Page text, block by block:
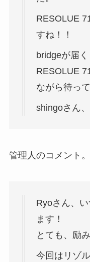
RESOLUE
すね！！
bridgeが届く
RESOLUE
ながら待っ
shingoさん
管理人のコメント。
Ryoさん、
ます！
とても、励
今回はリゾ